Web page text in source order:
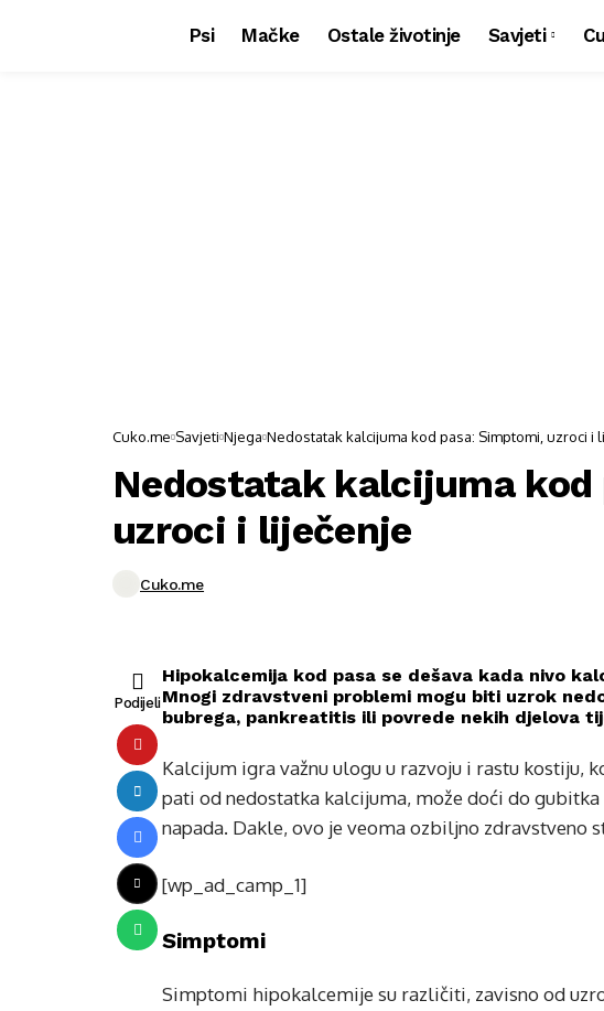
Psi Mačke Ostale životinje Savjeti
Cuko.me Savjeti Njega Nedostatak kalcijuma kod pasa: Simptomi, uzroci i
Nedostatak kalcijuma
uzroci i liječenje
Cuko.me
Podijeli
Hipokalcemija kod pasa se dešava kada nivo
Mnogi zdravstveni problemi mogu biti uzrok
bubrega, pankreatitis ili povrede nekih djelova
Kalcijum igra važnu ulogu u razvoju i rastu kostiju,
pati od nedostatka kalcijuma, može doći do
napada. Dakle, ovo je veoma ozbiljno zdravstveno
[wp_ad_camp_1]
Simptomi
Simptomi hipokalcemije su različiti, zavisno od